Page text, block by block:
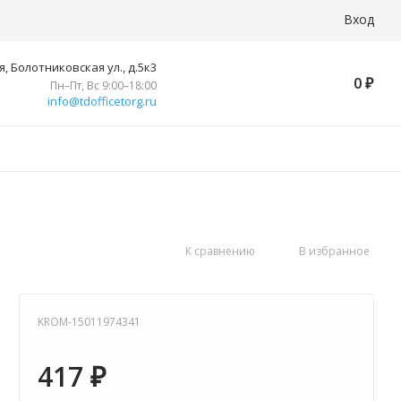
Вход
Болотниковская ул., д.5к3
Пн–Пт, Вс 9:00–18:00
info@tdofficetorg.ru
0 ₽
К сравнению В избранное
KROM-15011974341
417 ₽